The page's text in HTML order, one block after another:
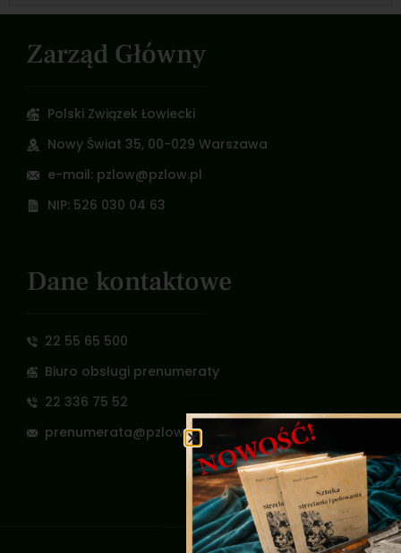
Zarząd Główny
Polski Związek Łowiecki
Nowy Świat 35, 00-029 Warszawa
e-mail: pzlow@pzlow.pl
NIP: 526 030 04 63
Dane kontaktowe
22 55 65 500
Biuro obsługi prenumeraty
22 336 75 52
prenumerata@pzlow.pl